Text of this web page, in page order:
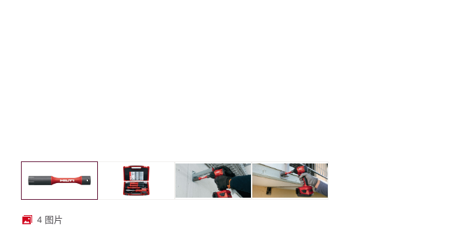
4 图片